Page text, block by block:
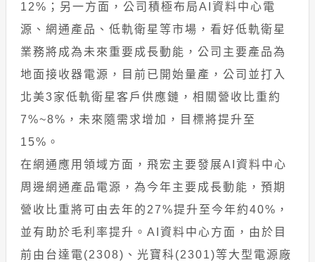
12%；另一方面，公司積極布局AI資料中心電
源、網通產品、低軌衛星等市場，看好低軌衛星
業務將成為未來重要成長動能，公司主要產品為
地面接收器電源，目前已開始量產，公司並打入
北美3家低軌衛星客戶供應鏈，相關營收比重約
7%~8%，未來隨需求增加，目標將提升至
15%。
在網通應用領域方面，飛宏主要發展AI資料中心
周邊網通產品電源，為今年主要成長動能，預期
營收比重將可由去年的27%提升至今年約40%，
並有助於毛利率提升。AI資料中心方面，由於目
前由台達電(2308)、光寶科(2301)等大型電源廠